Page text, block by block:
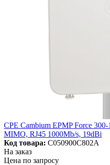
CPE Cambium EPMP Force
MIMO, RJ45 1000Mb/s, 19dBi
Код товара: C050900C802A
На заказ
Цена по запросу